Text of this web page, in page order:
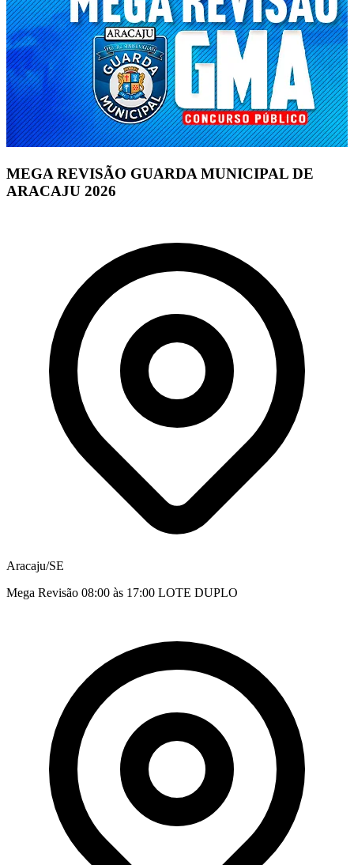
MEGA REVISÃO GUARDA MUNICIPAL DE
ARACAJU 2026
Aracaju/SE
Mega Revisão 08:00 às 17:00 LOTE DUPLO